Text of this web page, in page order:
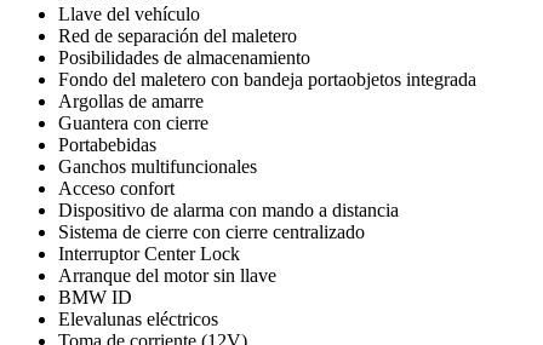
Llave del vehículo
Red de separación del maletero
Posibilidades de almacenamiento
Fondo del maletero con bandeja portaobjetos integrada
Argollas de amarre
Guantera con cierre
Portabebidas
Ganchos multifuncionales
Acceso confort
Dispositivo de alarma con mando a distancia
Sistema de cierre con cierre centralizado
Interruptor Center Lock
Arranque del motor sin llave
BMW ID
Elevalunas eléctricos
Toma de corriente (12V)